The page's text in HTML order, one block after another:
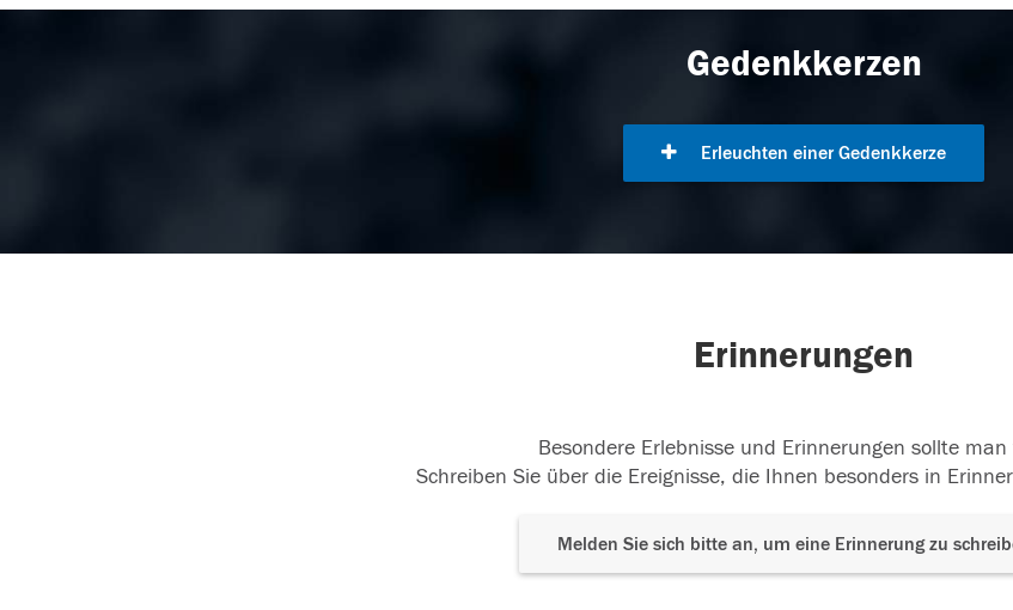
Gedenkkerzen
Erleuchten einer Gedenkkerze
Erinnerungen
Besondere Erlebnisse und Erinnerungen sollte man
Schreiben Sie über die Ereignisse, die Ihnen besonders in
Melden Sie sich bitte an, um eine Erinnerung zu